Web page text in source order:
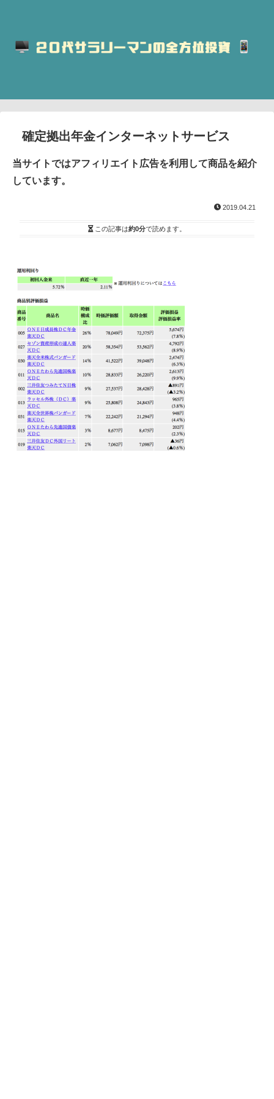
確定拠出年金インターネットサービス
当サイトではアフィリエイト広告を利用して商品を紹介
しています。
2019.04.21
この記事は約0分で読めます。